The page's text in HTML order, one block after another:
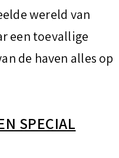
wereld van
een toevallige
de haven alles op
SPECIAL